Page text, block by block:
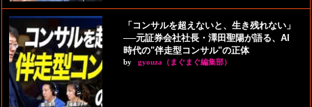
「コンサルを超えないと、生き残れない」
──元証券会社社長・澤田聖陽が語る、AI
時代の"伴走型コンサル"の正体
by gyouza（まぐまぐ編集部）